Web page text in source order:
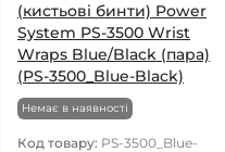
(кистьові бинти) Power
System PS-3500 Wrist
Wraps Blue/Black (пара)
(PS-3500_Blue-Black)
Немає в наявності
Код товару: PS-3500_Blue-